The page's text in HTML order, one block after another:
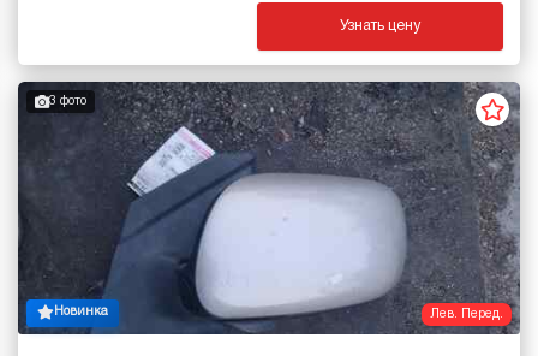
Узнать цену
Лев. Перед.
3 фото
Новинка